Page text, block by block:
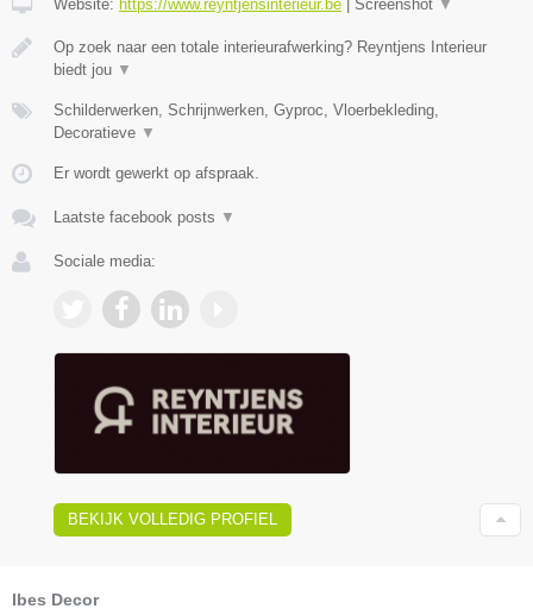
Website: https://www.reyntjensinterieur.be Screenshot ▼
Op zoek naar een totale interieurafwerking? Reyntjens Interieur
biedt jou ▼
Schilderwerken, Schrijnwerken, Gyproc, Vloerbekleding,
Decoratieve ▼
Er wordt gewerkt op afspraak.
Laatste facebook posts ▼
Sociale media:
BEKIJK VOLLEDIG PROFIEL
Ibes Decor